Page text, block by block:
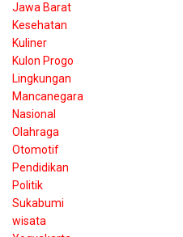
Jawa Barat
Kesehatan
Kuliner
Kulon Progo
Lingkungan
Mancanegara
Nasional
Olahraga
Otomotif
Pendidikan
Politik
Sukabumi
wisata